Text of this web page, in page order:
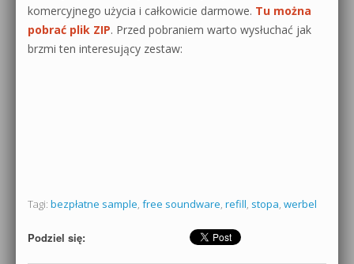
Dubstep z syntezatorem Massive
Kontakt 5 Kompendium
Archiwum aktualności
Polityka prywatności
komercyjnego użycia i całkowicie darmowe. Tu można
pobrać plik ZIP. Przed pobraniem warto wysłuchać jak
brzmi ten interesujący zestaw:
Tagi: bezpłatne sample, free soundware, refill, stopa, werbel
Podziel się: